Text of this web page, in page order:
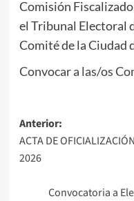
Comisión
el Tribunal Electoral
Comité de la Ciudad
Convocar a las/os
Navegación
de
entradas
Anterior:
ACTA DE
2026
Convocatoria a